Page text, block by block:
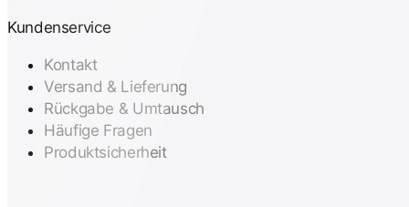
Kundenservice
Kontakt
Versand & Lieferung
Rückgabe & Umtausch
Häufige Fragen
Produktsicherheit